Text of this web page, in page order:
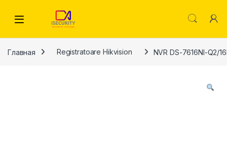
Главная Registratoare Hikvision NVR DS-7616NI-Q2/